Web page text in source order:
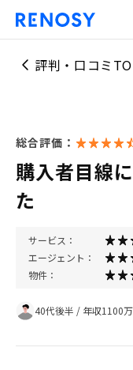
評判・口コミ
総合評価：
購入者目線
た
サービス：
エージェント：
物件：
40代後半 / 年収1100